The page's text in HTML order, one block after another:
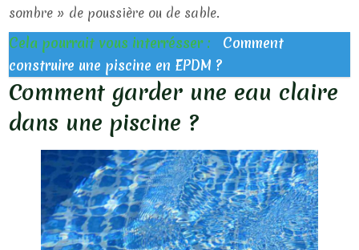
sombre » de poussière ou de sable.
Cela pourrait vous interrésser :
Comment
construire une piscine en EPDM ?
Comment garder une eau claire
dans une piscine ?